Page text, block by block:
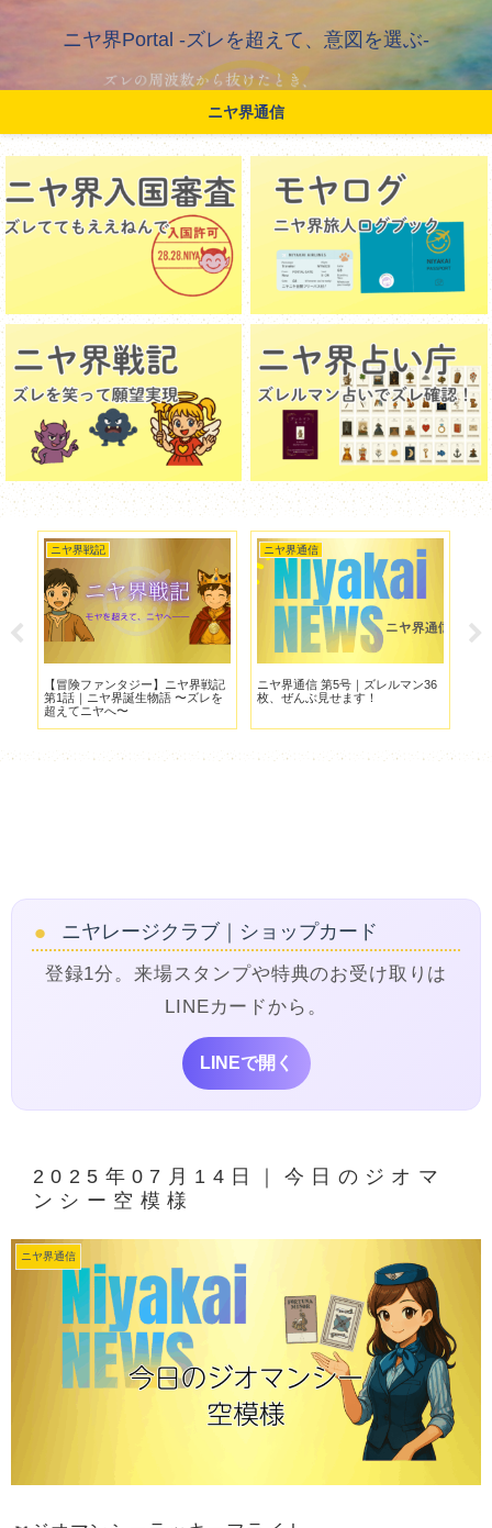
ニヤ界Portal -ズレを超えて、意図を選ぶ-
ニヤ界通信
ニヤ界戦記
【冒険ファンタジー】ニヤ界戦記
第1話｜ニヤ界誕生物語 〜ズレを
超えてニヤへ〜
ニヤ界通信
ニヤ界通信 第5号｜ズレルマン36
枚、ぜんぶ見せます！
ニヤレージクラブ｜ショップカード
登録1分。来場スタンプや特典のお受け取りは
LINEカードから。
LINEで開く
2025年07月14日｜今日のジオマ
ンシー空模様
ニヤ界通信